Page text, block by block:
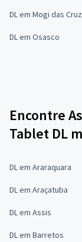
DL em Mogi das
DL em Osasco
Encontre
Tablet DL
DL em Araraquara
DL em Araçatuba
DL em Assis
DL em Barretos